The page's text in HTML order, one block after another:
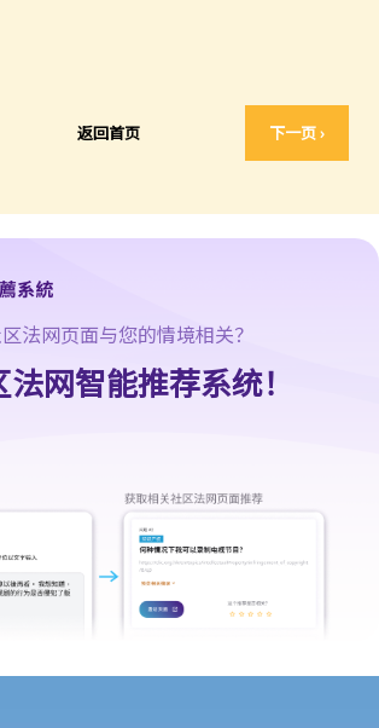
返回首页 下一页 ›
产管理书？
嘱）
世，生前没有立遗嘱。我的母亲没有取得遗产管理
了，同样生前没有立遗嘱。我应该怎么处理我父母
港的情况下作出的授予
请遗产的授予承办书之程序
产管理书有没有时限？
法网页面与您的情境相关？
网智能推荐系统！